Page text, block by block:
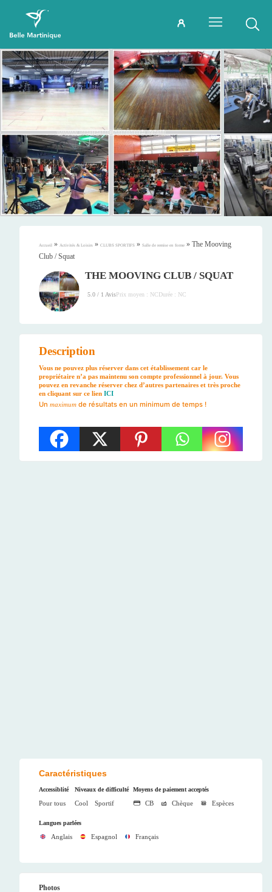
Accueil » Activités & Loisirs » CLUBS SPORTIFS » Salle de remise en forme » The Mooving
Club / Squat
THE MOOVING CLUB / SQUAT
5.0 / 1 AvisPrix moyen : NCDurée : NC
Description
Vous ne pouvez plus réserver dans cet établissement car le
propriétaire n’a pas maintenu son compte professionnel à jour. Vous
pouvez en revanche réserver chez d’autres partenaires et très proche
en cliquant sur ce lien ICI
Un maximum de résultats en un minimum de temps !
Caractéristiques
Accessiblité
Pour tous
Niveaux de difficulté
Cool Sportif
Moyens de paiement acceptés
CB Chèque Espèces
Langues parlées
Anglais Espagnol Français
Photos